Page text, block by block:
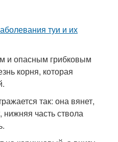
и опасным грибковым
корня, которая
так: она вянет,
часть ствола